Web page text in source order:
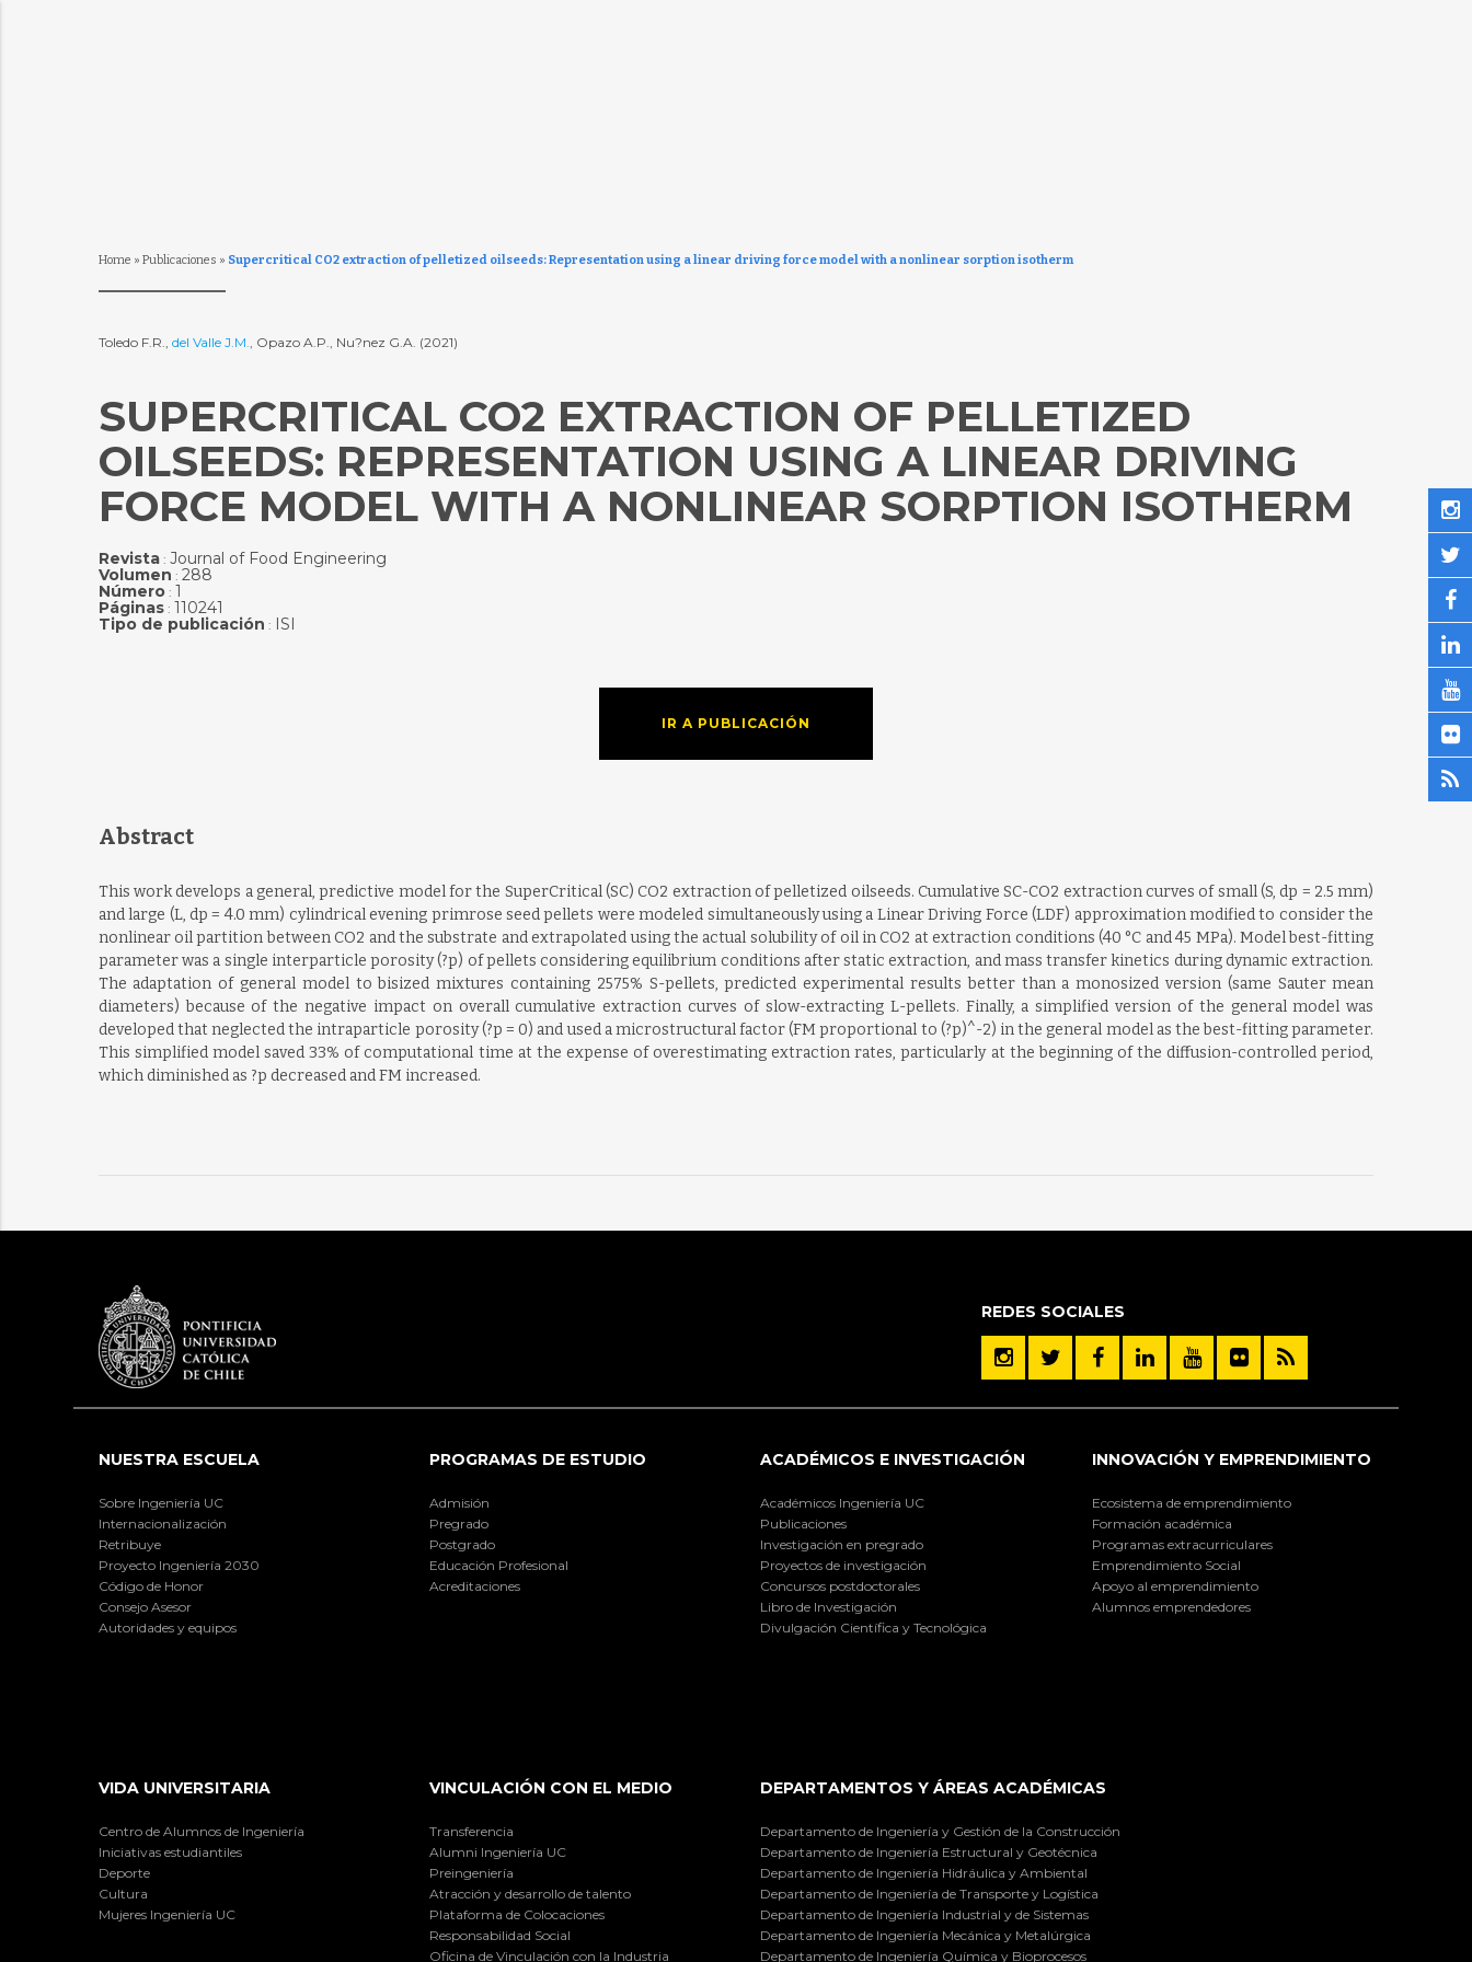
Home » Publicaciones » Supercritical CO2 extraction of pelletized oilseeds: Representation using a linear driving force model with a nonlinear sorption isotherm
Toledo F.R., del Valle J.M., Opazo A.P., Nu?nez G.A. (2021)
SUPERCRITICAL CO2 EXTRACTION OF PELLETIZED
OILSEEDS: REPRESENTATION USING A LINEAR DRIVING
FORCE MODEL WITH A NONLINEAR SORPTION ISOTHERM
Revista: Journal of Food Engineering
Volumen : 288
Número: 1
Páginas: 110241
Tipo de publicación : ISI
IR A PUBLICACIÓN
Abstract
This work develops a general, predictive model for the SuperCritical (SC) CO2 extraction of pelletized oilseeds. Cumulative SC-CO2 extraction curves of small (S, dp = 2.5 mm)
and large (L, dp = 4.0 mm) cylindrical evening primrose seed pellets were modeled simultaneously using a Linear Driving Force (LDF) approximation modified to consider the
nonlinear oil partition between CO2 and the substrate and extrapolated using the actual solubility of oil in CO2 at extraction conditions (40 °C and 45 MPa). Model best-fitting
parameter was a single interparticle porosity (?p) of pellets considering equilibrium conditions after static extraction, and mass transfer kinetics during dynamic extraction.
The adaptation of general model to bisized mixtures containing 2575% S-pellets, predicted experimental results better than a monosized version (same Sauter mean
diameters) because of the negative impact on overall cumulative extraction curves of slow-extracting L-pellets. Finally, a simplified version of the general model was
developed that neglected the intraparticle porosity (?p = 0) and used a microstructural factor (FM proportional to (?p)^-2) in the general model as the best-fitting parameter.
This simplified model saved 33% of computational time at the expense of overestimating extraction rates, particularly at the beginning of the diffusion-controlled period,
which diminished as ?p decreased and FM increased.
REDES SOCIALES
NUESTRA ESCUELA
Sobre Ingeniería UC
Internacionalización
Retribuye
Proyecto Ingeniería 2030
Código de Honor
Consejo Asesor
Autoridades y equipos
PROGRAMAS DE ESTUDIO
Admisión
Pregrado
Postgrado
Educación Profesional
Acreditaciones
ACADÉMICOS E INVESTIGACIÓN
Académicos Ingeniería UC
Publicaciones
Investigación en pregrado
Proyectos de investigación
Concursos postdoctorales
Libro de Investigación
Divulgación Científica y Tecnológica
INNOVACIÓN Y EMPRENDIMIENTO
Ecosistema de emprendimiento
Formación académica
Programas extracurriculares
Emprendimiento Social
Apoyo al emprendimiento
Alumnos emprendedores
VIDA UNIVERSITARIA
Centro de Alumnos de Ingeniería
Iniciativas estudiantiles
Deporte
Cultura
Mujeres Ingeniería UC
VINCULACIÓN CON EL MEDIO
Transferencia
Alumni Ingeniería UC
Preingeniería
Atracción y desarrollo de talento
Plataforma de Colocaciones
Responsabilidad Social
Oficina de Vinculación con la Industria
DEPARTAMENTOS Y ÁREAS ACADÉMICAS
Departamento de Ingeniería y Gestión de la Construcción
Departamento de Ingeniería Estructural y Geotécnica
Departamento de Ingeniería Hidráulica y Ambiental
Departamento de Ingeniería de Transporte y Logística
Departamento de Ingeniería Industrial y de Sistemas
Departamento de Ingeniería Mecánica y Metalúrgica
Departamento de Ingeniería Química y Bioprocesos